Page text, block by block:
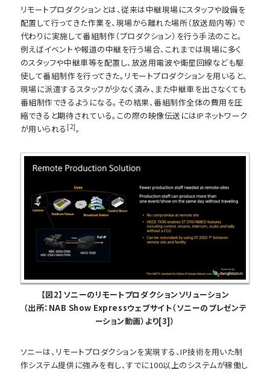
リモートプロダクションとは、従来は中継現場にスタッフや設備を
配置して行ってきた作業を、現場から離れた場所（放送局内等）で
代わりに実施して番組制作（プロダクション）を行う手法のこと。
例えばイベントや報道の中継を行う場合、これまでは現場に多く
のスタッフや中継車等を配置し、放送用電波や衛星回線なども駆
使して番組制作を行ってきた。リモートプロダクションを用いると、
現場に派遣するスタッフが少なく済み、また中継車を出さなくても
番組制作できるようになる。その結果、番組制作全体の費用を圧
縮できると期待されている。この際の映像伝送にはIPネットワーク
が用いられる [2]。
【図2】ソニーのリモートプロダクションソリューション
（出所：NAB Show Expressウェブサイト（ソニーのプレゼンテ
ーション動画）より[3]）
ソニーは、リモートプロダクションを実現する、IP技術を用いた制
作システム提供に強みを有し、すでに100以上のシステムが稼働し